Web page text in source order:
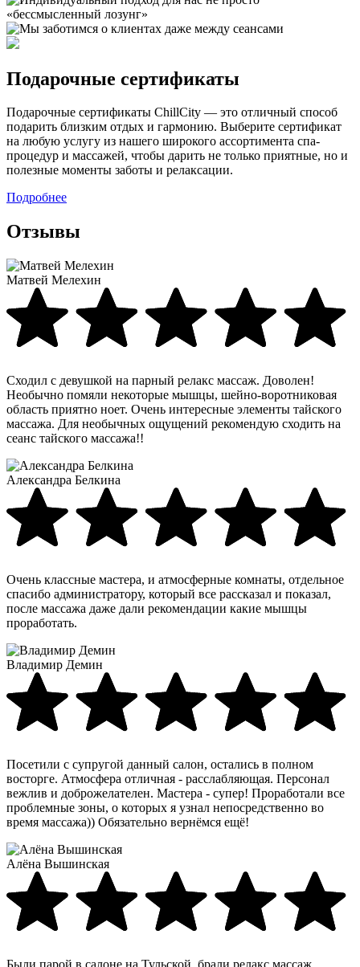
Подарочные сертификаты
Подарочные сертификаты ChillCity — это отличный способ
подарить близким отдых и гармонию. Выберите сертификат
на любую услугу из нашего широкого ассортимента спа-
процедур и массажей, чтобы дарить не только приятные, но и
полезные моменты заботы и релаксации.
Подробнее
Отзывы
Матвей Мелехин
Сходил с девушкой на парный релакс массаж. Доволен!
Необычно помяли некоторые мышцы, шейно-воротниковая
область приятно ноет. Очень интересные элементы тайского
массажа. Для необычных ощущений рекомендую сходить на
сеанс тайского массажа!!
Александра Белкина
Очень классные мастера, и атмосферные комнаты, отдельное
спасибо администратору, который все рассказал и показал,
после массажа даже дали рекомендации какие мышцы
проработать.
Владимир Демин
Посетили с супругой данный салон, остались в полном
восторге. Атмосфера отличная - расслабляющая. Персонал
вежлив и доброжелателен. Мастера - супер! Проработали все
проблемные зоны, о которых я узнал непосредственно во
время массажа)) Обязательно вернёмся ещё!
Алёна Вышинская
Были парой в салоне на Тульской, брали релакс массаж.